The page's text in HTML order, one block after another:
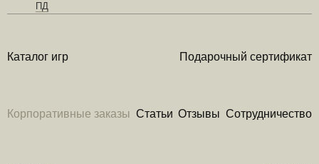
ПД
Каталог игр Подарочный сертификат
Корпоративные заказы Статьи Отзывы Сотрудничество